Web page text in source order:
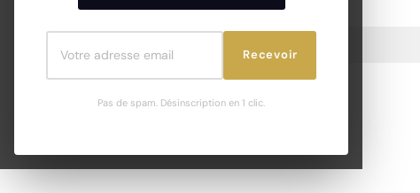
Recevoir
Pas de spam. Désinscription en 1 clic.
Accueil Jonc Plaqué Or 750 3Mic 58mm